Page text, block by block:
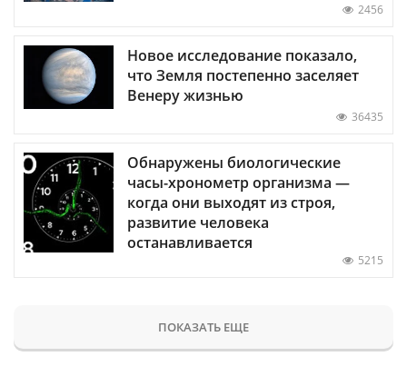
2456
Новое исследование показало,
что Земля постепенно заселяет
Венеру жизнью
36435
Обнаружены биологические
часы-хронометр организма —
когда они выходят из строя,
развитие человека
останавливается
5215
ПОКАЗАТЬ ЕЩЕ